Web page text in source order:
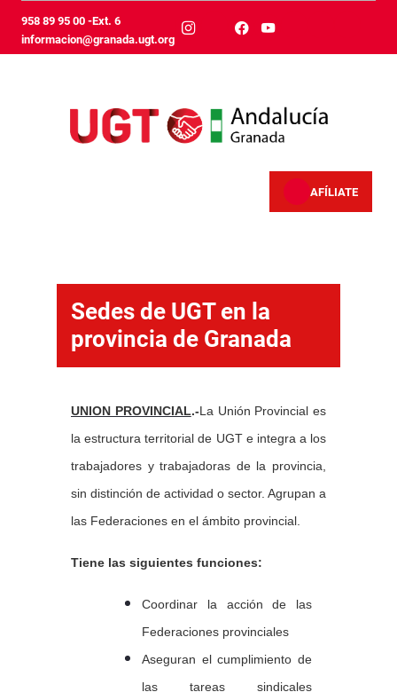
Skip to Main Content
958 89 95 00 -Ext. 6
informacion@granada.ugt.org
AFÍLIATE
Sedes de UGT en la
provincia de Granada
UNION PROVINCIAL.-La Unión Provincial es
la estructura territorial de UGT e integra a los
trabajadores y trabajadoras de la provincia,
sin distinción de actividad o sector. Agrupan a
las Federaciones en el ámbito provincial.
Tiene las siguientes funciones:
Coordinar la acción de las
Federaciones provinciales
Aseguran el cumplimiento de
las tareas sindicales